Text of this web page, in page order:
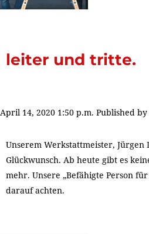
leiter und tritte.
April 14, 2020 1:50 p.m. Published by
Unserem Werkstattmeister, Jürgen
Glückwunsch. Ab heute gibt es
mehr. Unsere „Befähigte Person
darauf achten.